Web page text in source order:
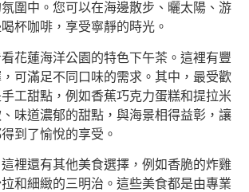
圍中。您可以在海邊散步、曬太陽、游
杯咖啡，享受寧靜的時光。
花蓮海洋公園的特色下午茶。這裡有豐
可滿足不同口味的需求。其中，最受歡
工甜點，例如香蕉巧克力蛋糕和提拉米
味道濃郁的甜點，與海景相得益彰，讓
到了愉悅的享受。
裡還有其他美食選擇，例如香脆的炸雞
和細緻的三明治。這些美食都是由專業